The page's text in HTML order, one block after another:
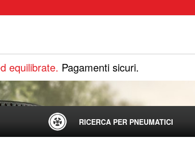
equilibrate. Pagamenti sicuri.
RICERCA PER PNEUMATICI